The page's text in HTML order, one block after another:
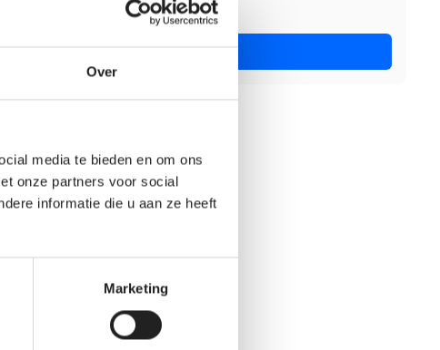
Over
media te bieden en om ons
onze partners voor social
informatie die u aan ze heeft
Marketing
Nu solliciteren